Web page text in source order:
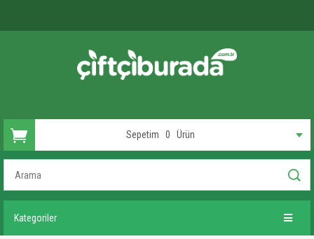
Sepetim 0 Ürün
Kategoriler